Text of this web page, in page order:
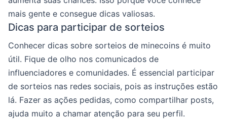
mais gente e consegue dicas valiosas.
Dicas para participar de sorteios
Conhecer dicas sobre sorteios de minecoins é muito
útil. Fique de olho nos comunicados de
influenciadores e comunidades. É essencial participar
de sorteios nas redes sociais, pois as instruções estão
lá. Fazer as ações pedidas, como compartilhar posts,
ajuda muito a chamar atenção para seu perfil.